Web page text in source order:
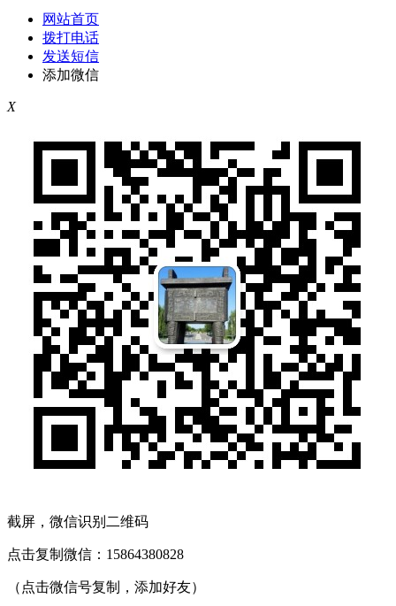
网站首页
拨打电话
发送短信
添加微信
X
截屏，微信识别二维码
点击复制微信：15864380828
（点击微信号复制，添加好友）